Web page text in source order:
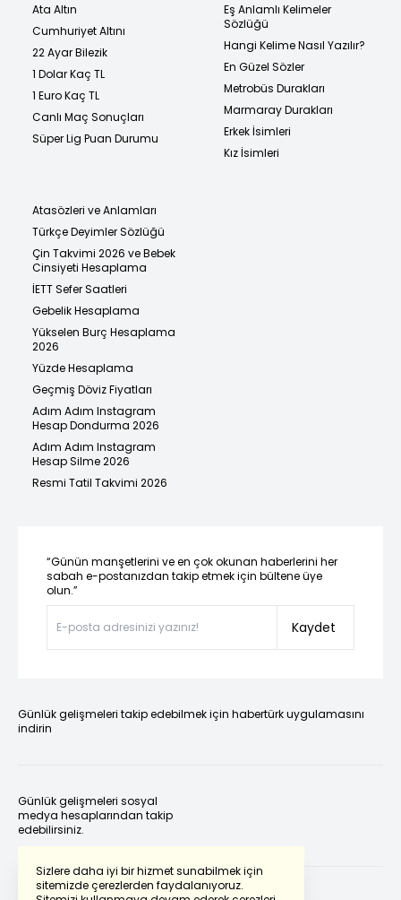
Sizlere daha iyi bir hizmet sunabilmek için
sitemizde çerezlerden faydalanıyoruz.
Ata Altın
Cumhuriyet Altını
22 Ayar Bilezik
1 Dolar Kaç TL
1 Euro Kaç TL
Canlı Maç Sonuçları
Süper Lig Puan Durumu
Eş Anlamlı Kelimeler
Sözlüğü
Hangi Kelime Nasıl Yazılır?
En Güzel Sözler
Metrobüs Durakları
Marmaray Durakları
Erkek İsimleri
Kız İsimleri
Atasözleri ve Anlamları
Türkçe Deyimler Sözlüğü
Çin Takvimi 2026 ve Bebek
Cinsiyeti Hesaplama
İETT Sefer Saatleri
Gebelik Hesaplama
Yükselen Burç Hesaplama
2026
Yüzde Hesaplama
Geçmiş Döviz Fiyatları
Adım Adım Instagram
Hesap Dondurma 2026
Adım Adım Instagram
Hesap Silme 2026
Resmi Tatil Takvimi 2026
“Günün manşetlerini ve en çok okunan haberlerini her
sabah e-postanızdan takip etmek için bültene üye
olun.”
Kaydet
Günlük gelişmeleri takip edebilmek için habertürk uygulamasını
indirin
Günlük gelişmeleri sosyal
medya hesaplarından takip
edebilirsiniz.